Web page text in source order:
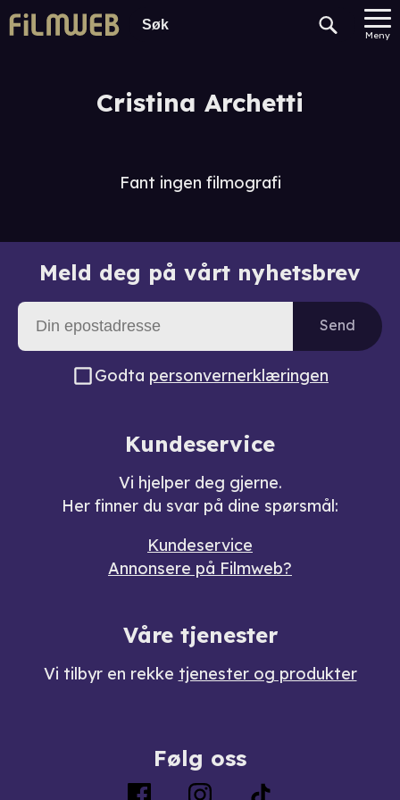
Meny
Cristina Archetti
Fant ingen filmografi
Meld deg på vårt nyhetsbrev
Send
Godta personvernerklæringen
Kundeservice
Vi hjelper deg gjerne.
Her finner du svar på dine spørsmål:
Kundeservice
Annonsere på Filmweb?
Våre tjenester
Vi tilbyr en rekke tjenester og produkter
Følg oss